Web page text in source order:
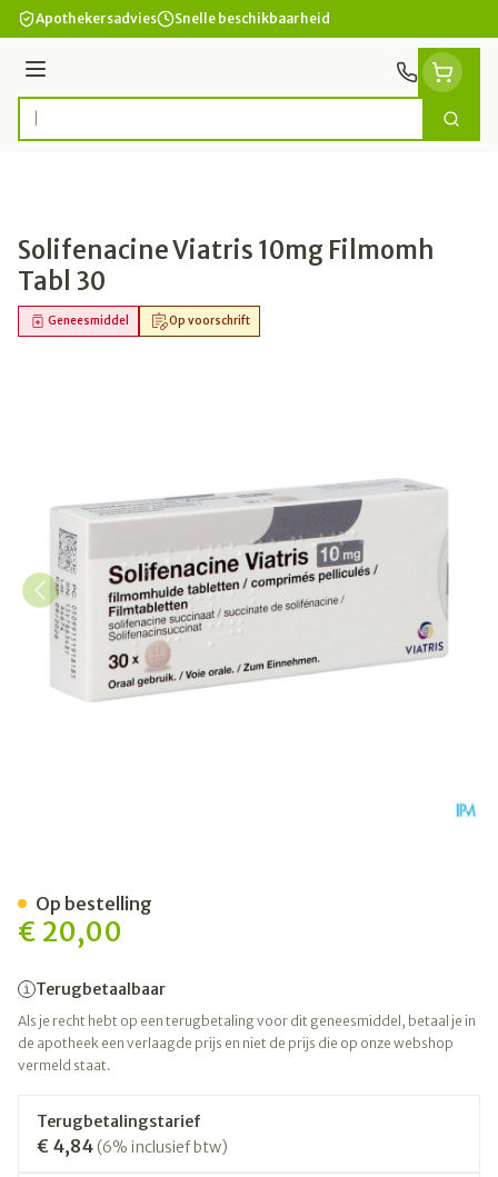
Ga naar de inhoud
Apothekersadvies Snelle beschikbaarheid
Menu
Product, merk, categorie... Zoek
Solifenacine Viatris 10mg Filmomh
Tabl 30
Op voorschrift
Geneesmiddel
€ 20,00
Terugbetaalbaar
Als je recht hebt op een terugbetaling voor dit geneesmiddel, betaal je in
de apotheek een verlaagde prijs en niet de prijs die op onze webshop
vermeld staat.
Terugbetalingstarief
€ 4,84(6% inclusief btw)
Op bestelling